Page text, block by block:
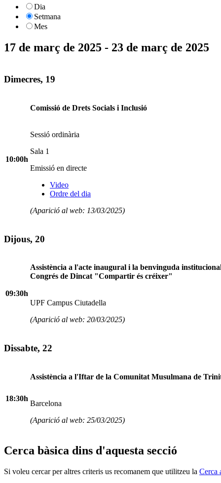
Dia
Setmana
Mes
17 de març de 2025 - 23 de març de 2025
Dimecres, 19
10:00h
Comissió de Drets Socials i Inclusió
Sessió ordinària
Sala 1
Emissió en directe
Video
Ordre del dia
(Aparició al web: 13/03/2025)
Dijous, 20
09:30h
Assistència a l'acte inaugural i la benvinguda
Congrés de Dincat "Compartir és créixer"
UPF Campus Ciutadella
(Aparició al web: 20/03/2025)
Dissabte, 22
18:30h
Assistència a l'Iftar de la Comunitat Musulmana de
Barcelona
(Aparició al web: 25/03/2025)
Cerca bàsica dins d'aquesta secció
Si voleu cercar per altres criteris us recomanem que utilitzeu la Cerca